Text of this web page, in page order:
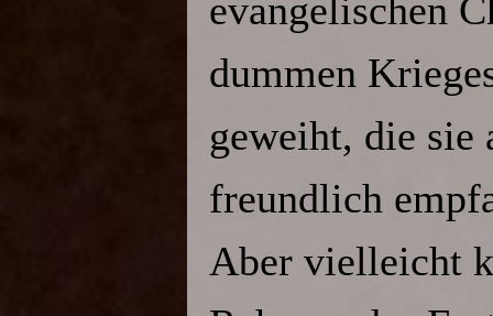
evangelischen
dummen
geweiht, die sie
freundlich
Aber vielleicht